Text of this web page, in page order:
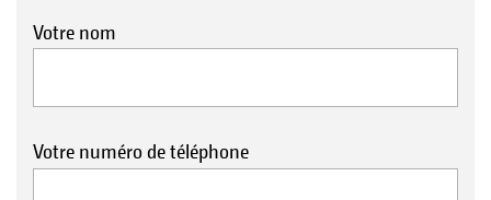
Votre nom
Votre numéro de téléphone